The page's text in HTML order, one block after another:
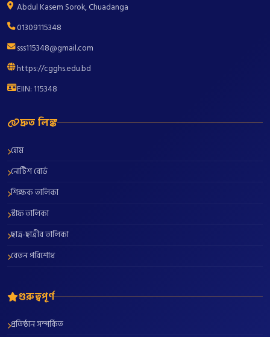
Abdul Kasem Sorok, Chuadanga
01309115348
sss115348@gmail.com
https://cgghs.edu.bd
EIIN: 115348
দ্রুত লিঙ্ক
হোম
নোটিশ বোর্ড
শিক্ষক তালিকা
স্টাফ তালিকা
ছাত্র-ছাত্রীর তালিকা
বেতন পরিশোধ
গুরুত্বপূর্ণ
প্রতিষ্ঠান সম্পর্কিত